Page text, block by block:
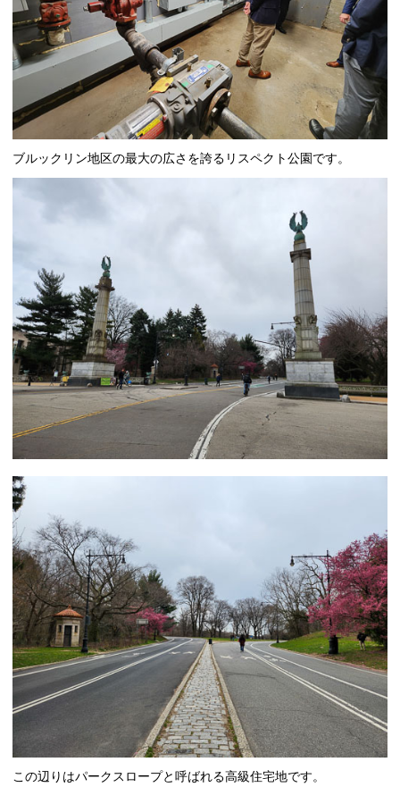
ブルックリン地区の最大の広さを誇るリスペクト公園です。
この辺りはパークスロープと呼ばれる高級住宅地です。